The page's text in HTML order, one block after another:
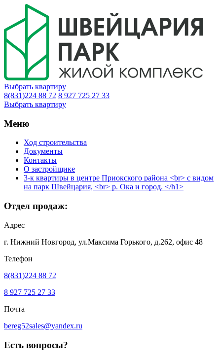
Выбрать квартиру
8(831)224 88 72 8 927 725 27 33
Выбрать квартиру
Меню
Ход строительства
Документы
Контакты
О застройщике
3-к квартиры в центре Приокского района <br> с видом
на парк Швейцария, <br> р. Ока и город. </h1>
Отдел продаж:
Адрес
г. Нижний Новгород, ул.Максима Горького, д.262, офис 48
Телефон
8(831)224 88 72
8 927 725 27 33
Почта
bereg52sales@yandex.ru
Есть вопросы?